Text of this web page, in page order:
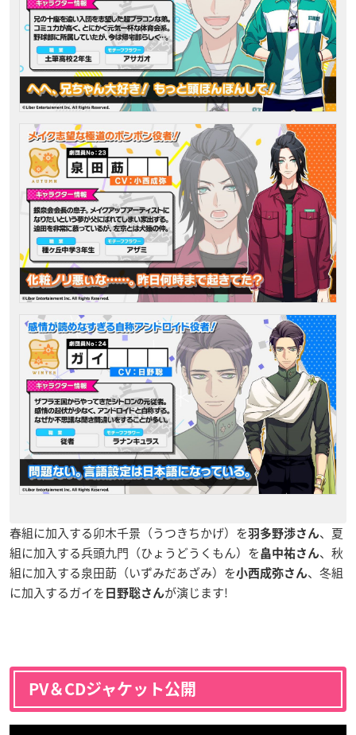
春組に加入する卯木千景（うつきちかげ）を羽多野渉さん、夏
組に加入する兵頭九門（ひょうどうくもん）を 畠中祐さん、秋
組に加入する泉田莇（いずみだあざみ）を小西成弥さん、冬組
に加入するガイを 日野聡さんが演じます!
PV＆CDジャケット公開